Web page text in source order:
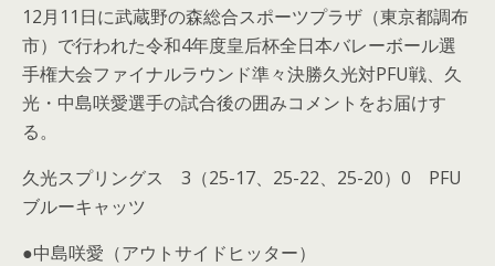
12月11日に武蔵野の森総合スポーツプラザ（東京都調布
市）で行われた令和4年度皇后杯全日本バレーボール選
手権大会ファイナルラウンド準々決勝久光対PFU戦、久
光・中島咲愛選手の試合後の囲みコメントをお届けす
る。
久光スプリングス 3（25-17、25-22、25-20）0 PFU
ブルーキャッツ
●中島咲愛（アウトサイドヒッター）